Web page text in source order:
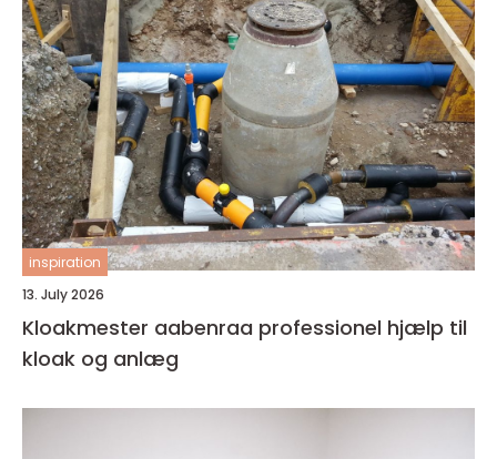
inspiration
13. July 2026
Kloakmester aabenraa professionel hjælp til
kloak og anlæg